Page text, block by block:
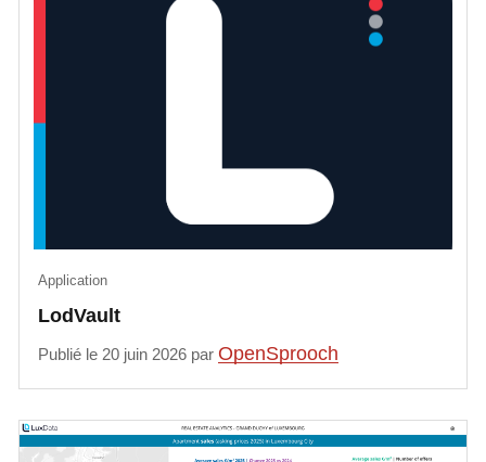
LodVault
Application
Publié le 20 juin 2026 parOpenSprooch